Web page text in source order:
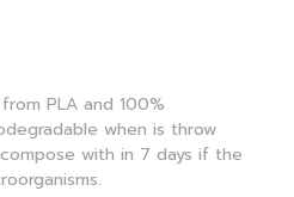
PLA and 100%
when is throw
with in 7 days if the